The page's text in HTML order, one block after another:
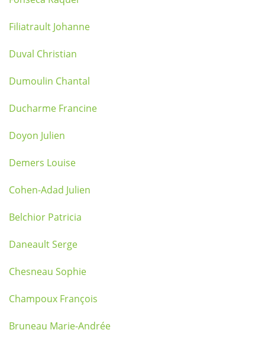
Filiatrault Johanne
Duval Christian
Dumoulin Chantal
Ducharme Francine
Doyon Julien
Demers Louise
Cohen-Adad Julien
Belchior Patricia
Daneault Serge
Chesneau Sophie
Champoux François
Bruneau Marie-Andrée